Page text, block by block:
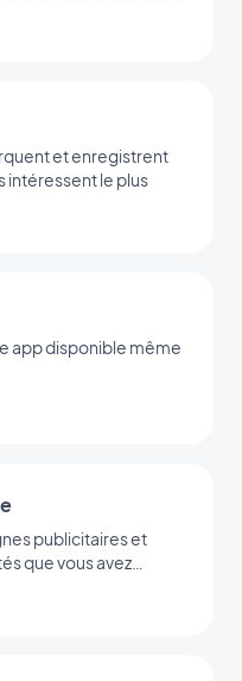
et enregistrent
intéressent le plus
app disponible même
publicitaires et
que vous avez